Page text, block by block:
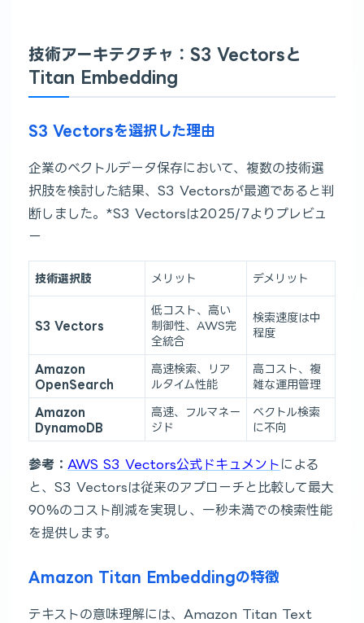
技術アーキテクチャ：S3 Vectorsと
Titan Embedding
S3 Vectorsを選択した理由
企業のベクトルデータ保存において、複数の技術選
択肢を検討した結果、S3 Vectorsが最適であると判
断しました。*S3 Vectorsは2025/7よりプレビュ
ー
技術選択肢 メリット デメリット
S3 Vectors
低コスト、高い
制御性、AWS完
全統合
検索速度は中
程度
Amazon
OpenSearch
高速検索、リア
ルタイム性能
高コスト、複
雑な運用管理
Amazon
DynamoDB
高速、フルマネー
ジド
ベクトル検索
に不向
参考： AWS S3 Vectors公式ドキュメント による
と、S3 Vectorsは従来のアプローチと比較して最大
90%のコスト削減を実現し、一秒未満での検索性能
を提供します。
Amazon Titan Embeddingの特徴
テキストの意味理解には、Amazon Titan Text